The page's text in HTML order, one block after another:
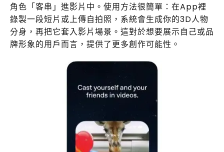
角色「客串」進影片中。使用方法很簡單：在App裡
錄製一段短片或上傳自拍照，系統會生成你的3D人物
分身，再把它套入影片場景。這對於想要展示自己或品
牌形象的用戶而言，提供了更多創作可能性。